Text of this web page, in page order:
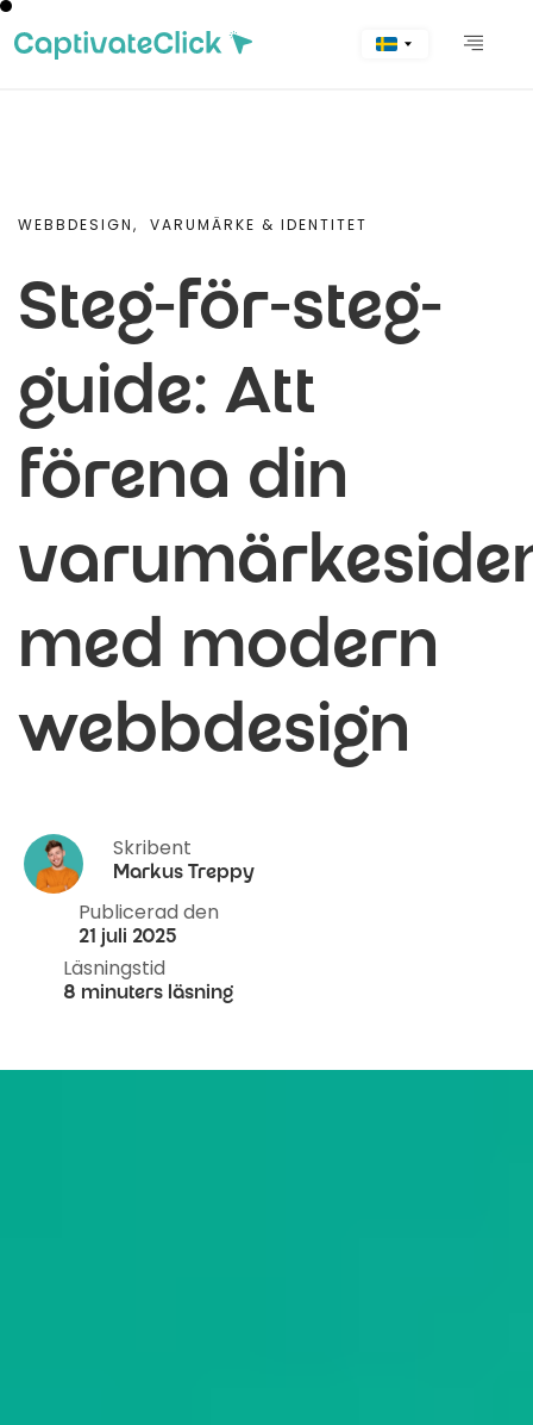
WEBBDESIGN, VARUMÄRKE & IDENTITET
Steg-för-steg-
guide: Att
förena din
med modern
webbdesign
Skribent
Markus Treppy
Publicerad den
21 juli 2025
Läsningstid
8 minuters läsning